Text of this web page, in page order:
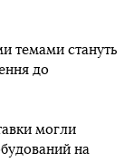
темами стануть
до
могли
на